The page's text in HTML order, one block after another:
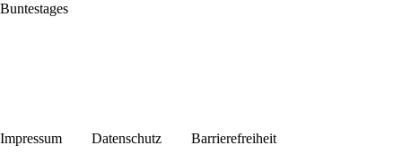
Impressum Datenschutz Barrierefreiheit